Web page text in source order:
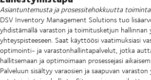
Asiantuntemusta ja prosessitehokkuutta
DSV Inventory Management Solutions tuo
yhdistämällä varaston ja toimitusketjun hallinnan
yhteyspisteeseen. Saat käyttöösi vaatimuksiasi
optimointi- ja varastonhallintapalvelut, jotka
hallitsemaan ja optimoimaan prosessejasi
Palveluun sisältyy varaosien ja saapuvan varaston